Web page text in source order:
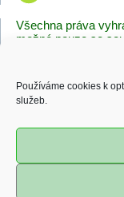
Používáme cookies k
služeb.
Všechna práva
možné pouze se
Zásady cookies
Poslední změna